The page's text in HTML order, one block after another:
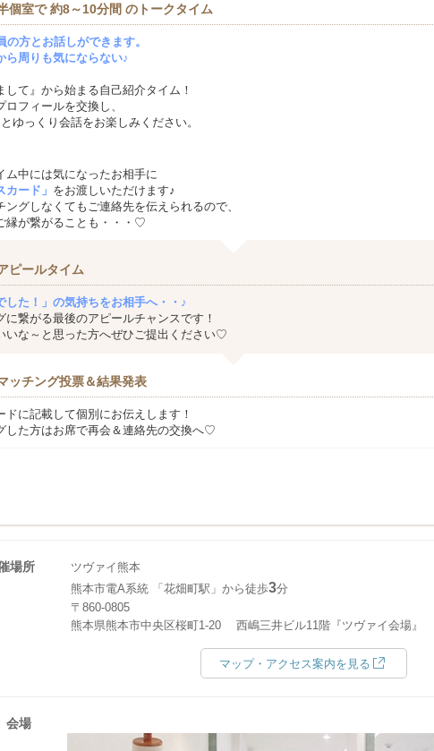
個室で 約8～10分間 のトークタイム
の方とお話しができます。
ら周りも気にならない♪
して』から始まる自己紹介タイム！
ロフィールを交換し、
ゆっくり会話をお楽しみください。
ム中には気になったお相手に
カード」 をお渡しいただけます♪
ングしなくてもご連絡先を伝えられるので、
縁が繋がることも・・・♡
ピールタイム
した！」の気持ちをお相手へ・・♪
に繋がる最後のアピールチャンスです！
いな～と思った方へぜひご提出ください♡
ッチング投票＆結果発表
ドに記載して個別にお伝えします！
した方はお席で再会＆連絡先の交換へ♡
場所
ツヴァイ熊本
熊本市電A系統 「花畑町駅」から徒歩3分
〒860-0805
熊本県熊本市中央区桜町1-20 西嶋三井ビル11階『ツヴァイ会場』
マップ・アクセス案内を見る
会場